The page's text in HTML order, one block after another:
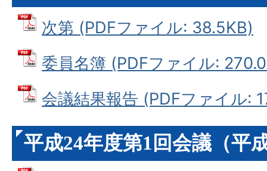
次第 (PDFファイル: 38.5KB)
委員名簿 (PDFファイル:
会議結果報告 (PDFファイル:
平成24年度第1回会議（平